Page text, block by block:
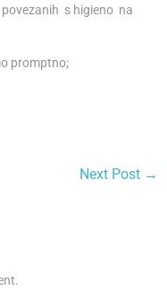
s higieno na
promptno;
Next Post →